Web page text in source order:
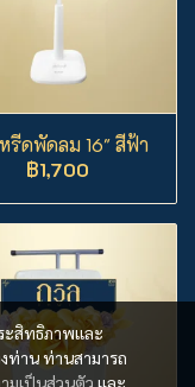
รีดพัดลม 16" สีฟ้า
฿1,700
ะสิทธิภาพและ
ท่าน ท่านสามารถ
มเป็นส่วนตัว และ